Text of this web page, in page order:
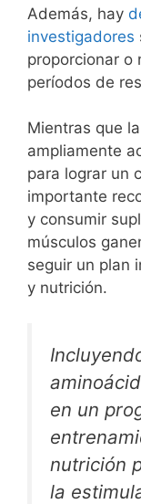
Además, hay
investigadores
proporcionar o
períodos de
Mientras que
ampliamente
para lograr un
importante
y consumir
músculos
seguir un plan
y nutrición.
en un
nutrición
la